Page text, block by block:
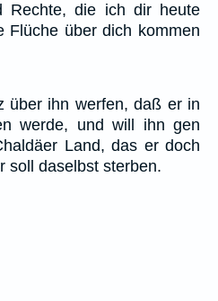
Rechte, die ich dir heute
Flüche über dich kommen
über ihn werfen, daß er in
werde, und will ihn gen
Land, das er doch
soll daselbst sterben.